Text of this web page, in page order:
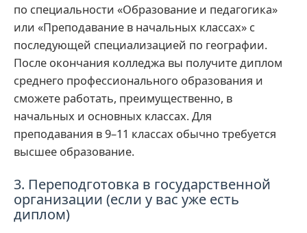
по специальности «Образование и педагогика»
или «Преподавание в начальных классах» с
последующей специализацией по географии.
После окончания колледжа вы получите диплом
среднего профессионального образования и
сможете работать, преимущественно, в
начальных и основных классах. Для
преподавания в 9–11 классах обычно требуется
высшее образование.
3. Переподготовка в государственной
организации (если у вас уже есть
диплом)